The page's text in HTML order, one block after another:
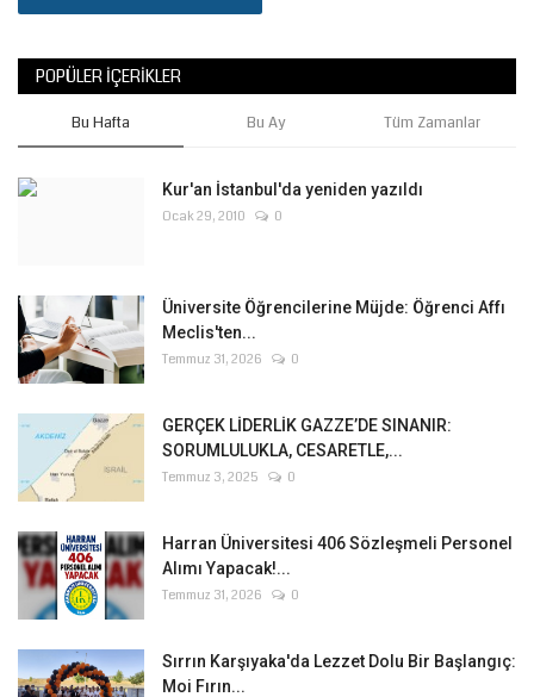
POPÜLER İÇERIKLER
Bu Hafta Bu Ay Tüm Zamanlar
Kur'an İstanbul'da yeniden yazıldı
Ocak 29, 2010 0
Üniversite Öğrencilerine Müjde: Öğrenci Affı
Meclis'ten...
Temmuz 31, 2026 0
GERÇEK LİDERLİK GAZZE’DE SINANIR:
SORUMLULUKLA, CESARETLE,...
Temmuz 3, 2025 0
Harran Üniversitesi 406 Sözleşmeli Personel
Alımı Yapacak!...
Temmuz 31, 2026 0
Sırrın Karşıyaka'da Lezzet Dolu Bir Başlangıç:
Moi Fırın...